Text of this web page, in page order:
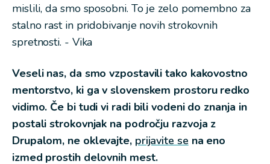
mislili, da smo sposobni. To je zelo pomembno za
stalno rast in pridobivanje novih strokovnih
spretnosti. - Vika
Veseli nas, da smo vzpostavili tako kakovostno
mentorstvo, ki ga v slovenskem prostoru redko
vidimo. Če bi tudi vi radi bili vodeni do znanja in
postali strokovnjak na področju razvoja z
Drupalom, ne oklevajte, prijavite sena eno
izmed prostih delovnih mest.